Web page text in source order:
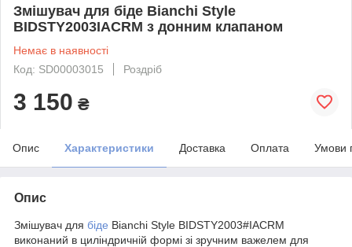
Змішувач для біде Bianchi Style
BIDSTY2003IACRM з донним клапаном
Немає в наявності
Код: SD00003015
Роздріб
3 150 ₴
Опис Характеристики Доставка Оплата Умови
Опис
Змішувач для біде Bianchi Style BIDSTY2003#IACRM
виконаний в циліндричній формі зі зручним важелем для